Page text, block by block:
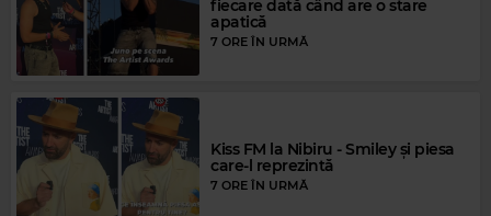
fiecare dată când are o stare
apatică
7 ORE ÎN URMĂ
Kiss FM la Nibiru - Smiley și piesa
care-l reprezintă
7 ORE ÎN URMĂ